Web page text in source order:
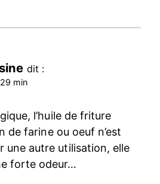
dit :
min
l’huile de friture
de farine ou oeuf n’est
une autre utilisation, elle
forte odeur…